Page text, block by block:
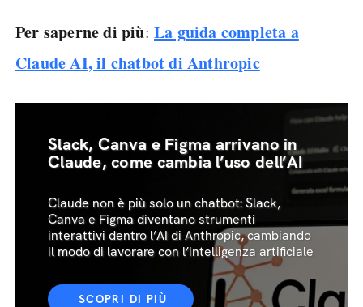
Per saperne di più:La guida completa a
Claude AI, il chatbot di Anthropic
Slack, Canva e Figma arrivano in
Claude, come cambia l’uso dell’AI
Claude non è più solo un chatbot: Slack,
Canva e Figma diventano strumenti
interattivi dentro l’AI di Anthropic, cambiando
il modo di lavorare con l’intelligenza artificiale
SCOPRI DI PIÙ